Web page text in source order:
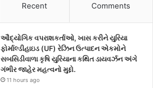
Recent Comments
ઔદ્યોગિક વપરાશકર્તાઓ, ખાસ કરીને યુરિયા
ફોર્માલ્ડીહાઇડ (UF) રેઝિન ઉત્પાદન એકમોને
સબસિડીવાળા કૃષિ યુરિયાના કથિત ડાયવર્ઝન અંગે
ગંભીર જાહેર મહત્વનો મુદ્દો.
11 hours ago